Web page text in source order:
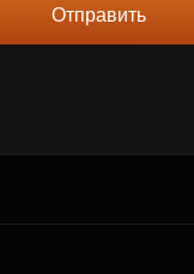
Отправить